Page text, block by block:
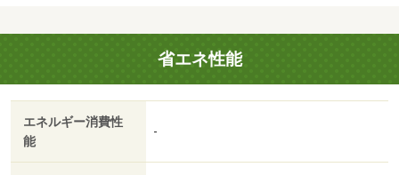
／ＢＳ／高速ネット対応／敷金・礼金不要／保証会社利用
可／ＩＴ重説 対応物件／初期費用カード決済可／ゆめマ
ート九品寺（スーパー）まで６７７ｍ／下通アーケード
（その他）まで９９３ｍ／くまもと乳腺・胃腸外科病院
（病院）まで９３５ｍ／マックスバリュくらし館国府店
（スーパー）まで１４６２ｍ／サンロード新市街（その
省エネ性能
エネルギー消費性
能
-